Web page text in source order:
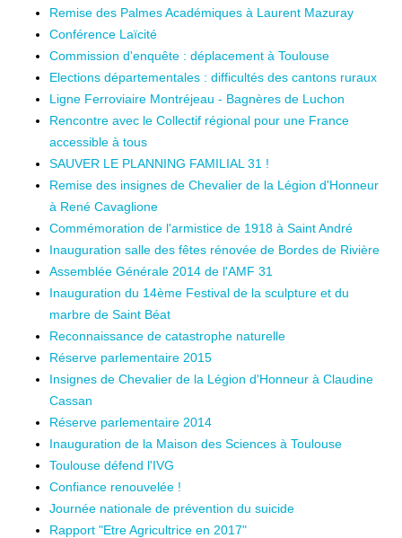
Remise des Palmes Académiques à Laurent Mazuray
Conférence Laïcité
Commission d'enquête : déplacement à Toulouse
Elections départementales : difficultés des cantons ruraux
Ligne Ferroviaire Montréjeau - Bagnères de Luchon
Rencontre avec le Collectif régional pour une France
accessible à tous
SAUVER LE PLANNING FAMILIAL 31 !
Remise des insignes de Chevalier de la Légion d'Honneur
à René Cavaglione
Commémoration de l'armistice de 1918 à Saint André
Inauguration salle des fêtes rénovée de Bordes de Rivière
Assemblée Générale 2014 de l'AMF 31
Inauguration du 14ème Festival de la sculpture et du
marbre de Saint Béat
Reconnaissance de catastrophe naturelle
Réserve parlementaire 2015
Insignes de Chevalier de la Légion d'Honneur à Claudine
Cassan
Réserve parlementaire 2014
Inauguration de la Maison des Sciences à Toulouse
Toulouse défend l'IVG
Confiance renouvelée !
Journée nationale de prévention du suicide
Rapport "Etre Agricultrice en 2017"